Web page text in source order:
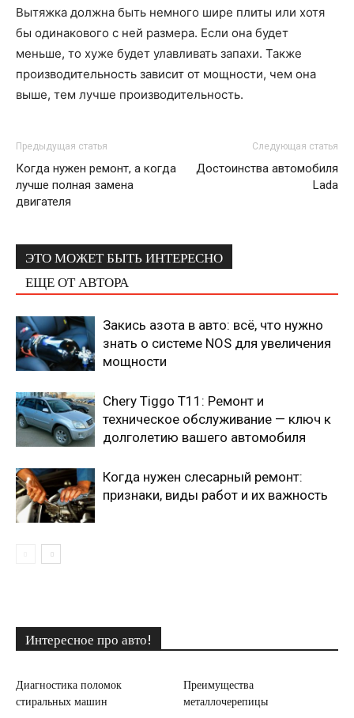
Вытяжка должна быть немного шире плиты или хотя
бы одинакового с ней размера. Если она будет
меньше, то хуже будет улавливать запахи. Также
производительность зависит от мощности, чем она
выше, тем лучше производительность.
Предыдущая статья
Когда нужен ремонт, а когда
лучше полная замена
двигателя
Следующая статья
Достоинства автомобиля
Lada
ЭТО МОЖЕТ БЫТЬ ИНТЕРЕСНО
ЕЩЕ ОТ АВТОРА
Закись азота в авто: всё, что нужно
знать о системе NOS для увеличения
мощности
Chery Tiggo T11: Ремонт и
техническое обслуживание — ключ к
долголетию вашего автомобиля
Когда нужен слесарный ремонт:
признаки, виды работ и их важность
Интересное про авто!
Диагностика поломок
стиральных машин
Преимущества
металлочерепицы